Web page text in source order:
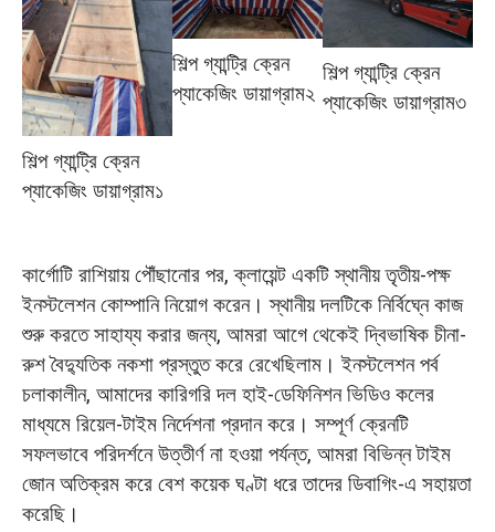
শিল্প গ্যান্ট্রি ক্রেন
প্যাকেজিং ডায়াগ্রাম১
শিল্প গ্যান্ট্রি ক্রেন
প্যাকেজিং ডায়াগ্রাম২
শিল্প গ্যান্ট্রি ক্রেন
প্যাকেজিং ডায়াগ্রাম৩
কার্গোটি রাশিয়ায় পৌঁছানোর পর, ক্লায়েন্ট একটি স্থানীয় তৃতীয়-পক্ষ
ইনস্টলেশন কোম্পানি নিয়োগ করেন। স্থানীয় দলটিকে নির্বিঘ্নে কাজ
শুরু করতে সাহায্য করার জন্য, আমরা আগে থেকেই দ্বিভাষিক চীনা-
রুশ বৈদ্যুতিক নকশা প্রস্তুত করে রেখেছিলাম। ইনস্টলেশন পর্ব
চলাকালীন, আমাদের কারিগরি দল হাই-ডেফিনিশন ভিডিও কলের
মাধ্যমে রিয়েল-টাইম নির্দেশনা প্রদান করে। সম্পূর্ণ ক্রেনটি
সফলভাবে পরিদর্শনে উত্তীর্ণ না হওয়া পর্যন্ত, আমরা বিভিন্ন টাইম
জোন অতিক্রম করে বেশ কয়েক ঘণ্টা ধরে তাদের ডিবাগিং-এ সহায়তা
করেছি।